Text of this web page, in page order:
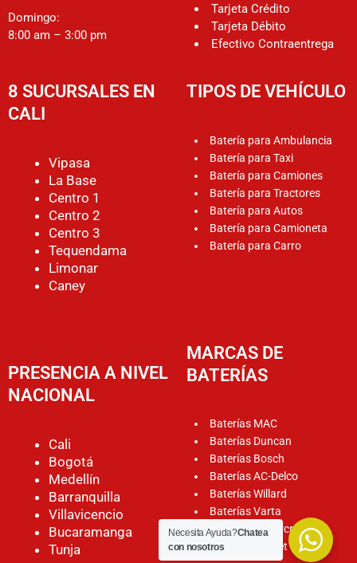
Domingo:
8:00 am – 3:00 pm
Tarjeta Crédito
Tarjeta Débito
Efectivo Contraentrega
8 SUCURSALES EN
CALI
Vipasa
La Base
Centro 1
Centro 2
Centro 3
Tequendama
Limonar
Caney
PRESENCIA A NIVEL
NACIONAL
Cali
Bogotá
Medellín
Barranquilla
Villavicencio
Bucaramanga
Tunja
TIPOS DE VEHÍCULO
Batería para Ambulancia
Batería para Taxi
Batería para Camiones
Batería para Tractores
Batería para Autos
Batería para Camioneta
Batería para Carro
MARCAS DE
BATERÍAS
Baterías MAC
Baterías Duncan
Baterías Bosch
Baterías AC-Delco
Baterías Willard
Baterías Varta
Baterías Motorcraft
Baterías Rocket
Necesita Ayuda?Chatea
con nosotros